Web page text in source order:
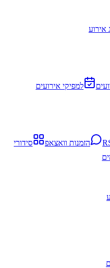
אירוע
למפיקי אירועים
הזמנות וואצאפ
סידורי